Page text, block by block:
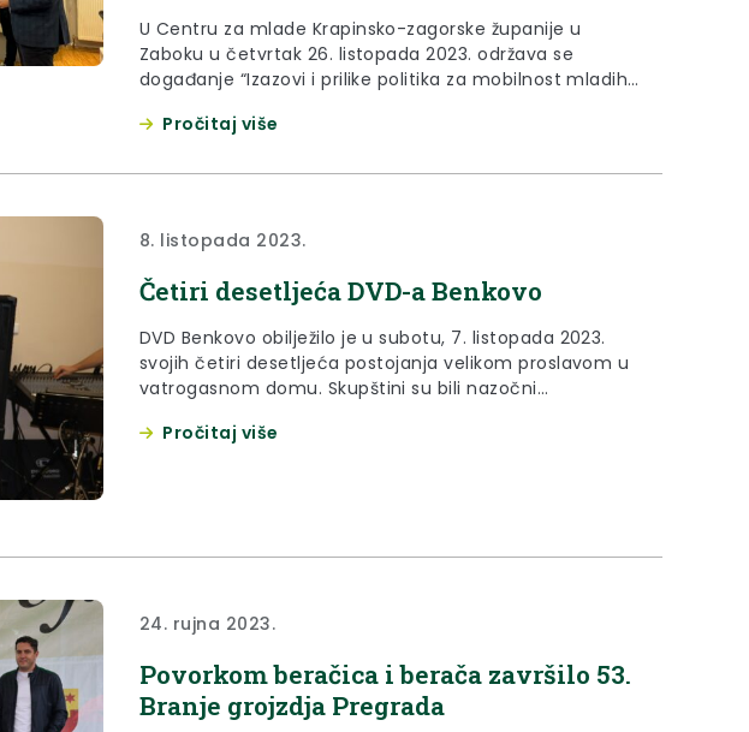
U Centru za mlade Krapinsko-zagorske županije u
Zaboku u četvrtak 26. listopada 2023. održava se
događanje “Izazovi i prilike politika za mobilnost mladih i
organizirao gradonačelnik Pregrade Marko Vešligaj, kao
zagorskom županijom i Savjetom mladih KZŽ. Cilj ovog
Pročitaj više
8. listopada 2023.
Četiri desetljeća DVD-a Benkovo
DVD Benkovo obilježilo je u subotu, 7. listopada 2023.
svojih četiri desetljeća postojanja velikom proslavom u
vatrogasnom domu. Skupštini su bili nazočni
župana Jasna Petek, koja je povodom 40 godina
Pročitaj više
24. rujna 2023.
Povorkom beračica i berača završilo 53.
Branje grojzdja Pregrada